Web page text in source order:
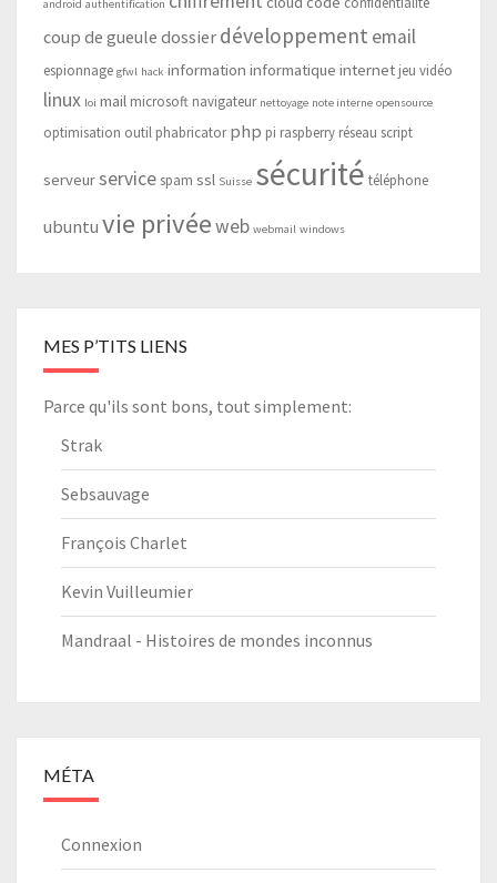
android authentification
coup de gueule dossier développement email
espionnage gfwl hack information informatique internet jeu vidéo
linux loi mail microsoft navigateur nettoyage note interne opensource
optimisation outil phabricator php pi raspberry réseau script
serveurservice spam ssl Suisse sécurité téléphone
ubuntu vie privéeweb webmail windows
MES P’TITS LIENS
Parce qu'ils sont bons, tout simplement:
Strak
Sebsauvage
François Charlet
Kevin Vuilleumier
Mandraal - Histoires de mondes inconnus
MÉTA
Connexion